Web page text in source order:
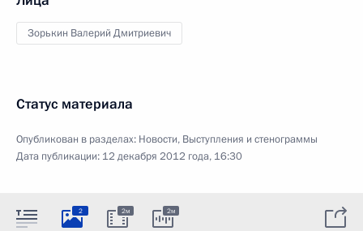
Зорькин Валерий Дмитриевич
Статус материала
Опубликован в разделах: Новости, Выступления и стенограммы
Дата публикации: 12 декабря 2012 года, 16:30
2 2м 2м